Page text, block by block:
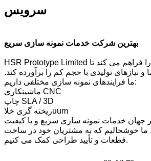
سرویس
بهترین شرکت خدمات نمونه سازی سریع
HSR Prototype Limited خدمات یک مرحله ای را فراهم می کند تا
و نیازهای تولیدی با حجم کم را برآورده کند.
ما فرایندهای نمونه سازی مختلفی داریم:
ماشینکاری CNC
چاپ SLA / 3D
ریخته گری خلاuum
جهان خدمات نمونه سازی سریع و با کیفیت
ما خوشحالیم که به مشتریان خود در ساخت
قطعات و تأیید طراحی کمک می کنیم.